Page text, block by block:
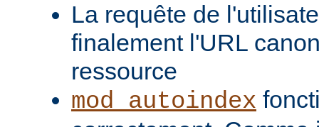
La requête de
finalement l'URL
ressource
mod_autoindex